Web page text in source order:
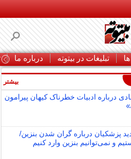
تبلیغات در بیتوته درباره ما
درباره ادبیات خطرناک کیهان پیرامون
پزشکیان درباره گران شدن بنزین/
و نمی‌توانیم بنزین وارد کنیم
بیشتر